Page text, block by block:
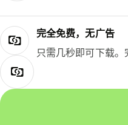
完全免费，无广告
只需几秒即可下载。